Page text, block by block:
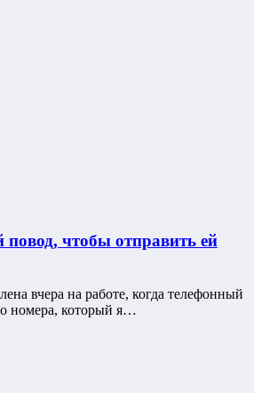
повод, чтобы отправить ей
​​вчера на работе, когда телефонный
номера, который я…